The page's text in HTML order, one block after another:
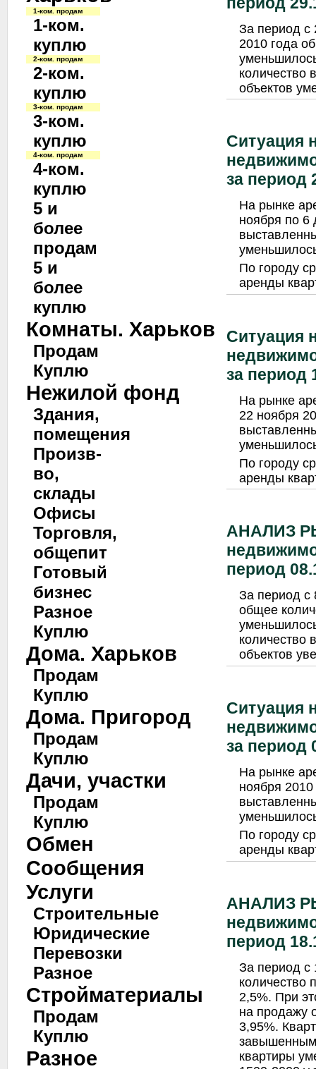
1-ком. продам
1-ком.
куплю
2-ком. продам
2-ком.
куплю
3-ком. продам
3-ком.
куплю
4-ком. продам
4-ком.
куплю
5 и
более
продам
5 и
более
куплю
Комнаты. Харьков
Продам
Куплю
Нежилой фонд
Здания,
помещения
Произв-
во,
склады
Офисы
Торговля,
общепит
Готовый
бизнес
Разное
Куплю
Дома. Харьков
Продам
Куплю
Дома. Пригород
Продам
Куплю
Дачи, участки
Продам
Куплю
Обмен
Сообщения
Услуги
Строительные
Юридические
Перевозки
Разное
Стройматериалы
Продам
Куплю
Разное
За период с
2010 года
количество
объектов
Ситуация
за период
На рынке
ноября по 6
По городу
аренды
Ситуация
за период
На рынке
22 ноября
По городу
аренды
АНАЛИЗ
период
За период с
общее
количество
объектов
Ситуация
за период
На рынке
ноября 2010
По городу
аренды
АНАЛИЗ
период
За период с
количество
2,5%. При
на продажу
3,95%.
завышенным
квартиры